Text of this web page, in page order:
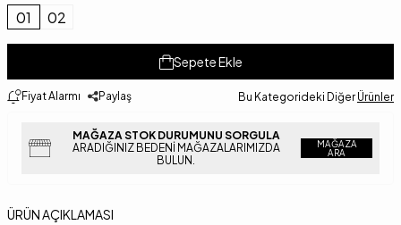
01 02
Sepete Ekle
Fiyat Alarmı Paylaş Bu Kategorideki Diğer Ürünler
MAĞAZA STOK DURUMUNU SORGULA
ARADIĞINIZ BEDENI MAĞAZALARIMIZDA
BULUN.
MAĞAZA
ARA
ÜRÜN AÇIKLAMASI